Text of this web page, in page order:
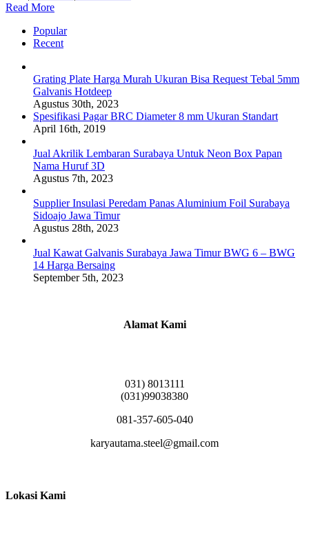
Read More
Popular
Recent
Grating Plate Harga Murah Ukuran Bisa Request Tebal 5mm
Galvanis Hotdeep
Agustus 30th, 2023
Spesifikasi Pagar BRC Diameter 8 mm Ukuran Standart
April 16th, 2019
Jual Akrilik Lembaran Surabaya Untuk Neon Box Papan
Nama Huruf 3D
Agustus 7th, 2023
Supplier Insulasi Peredam Panas Aluminium Foil Surabaya
Sidoajo Jawa Timur
Agustus 28th, 2023
Jual Kawat Galvanis Surabaya Jawa Timur BWG 6 – BWG
14 Harga Bersaing
September 5th, 2023
Alamat Kami
031) 8013111
(031)99038380
081-357-605-040
karyautama.steel@gmail.com
Lokasi Kami